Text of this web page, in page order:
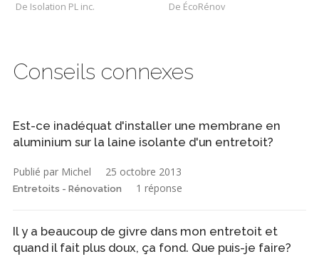
De Isolation PL inc.
De ÉcoRénov
Conseils connexes
Est-ce inadéquat d'installer une membrane en
aluminium sur la laine isolante d'un entretoit?
Publié par Michel 25 octobre 2013
Entretoits - Rénovation 1 réponse
Il y a beaucoup de givre dans mon entretoit et
quand il fait plus doux, ça fond. Que puis-je faire?